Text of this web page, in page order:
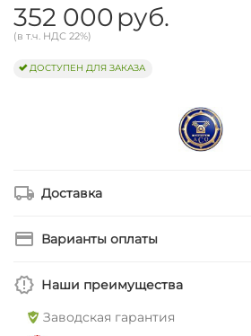
352 000 руб.
(в т.ч. НДС 22%)
ДОСТУПЕН ДЛЯ ЗАКАЗА
Доставка
Варианты оплаты
Наши преимущества
Заводская гарантия